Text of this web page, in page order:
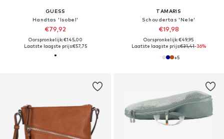
GUESS
Handtas 'Isobel'
€79,92
Oorspronkelijk: €145,00
Laatste laagste prijs:€57,75
TAMARIS
Schoudertas 'Nele'
€19,98
Oorspronkelijk: €49,95
Laatste laagste prijs:€31,41-36%
+5